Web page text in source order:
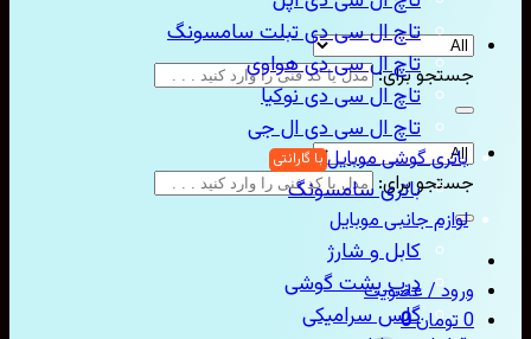
جستجو برای:
جستجو برای:
ورود / عضویت
تومان0
تاچ ال سی دی تبلت سامسونگ
تاچ ال سی دی هواوی
تاچ ال سی دی نوکیا
تاچ ال سی دی ال جی
باتری گوشی موبایل
باتری سامسونگ
لوازم جانبی موبایل
کابل و شارژ
درب پشت گوشی
گلس سرامیکی